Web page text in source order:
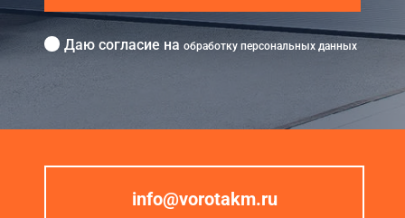
Даю согласие на обработку персональных данных
info@vorotakm.ru